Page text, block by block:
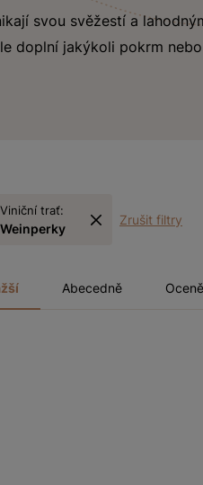
svou svěžestí a
doplní jakýkoli pokrm
Viniční trať:
Weinperky
Zrušit filtry
Abecedně